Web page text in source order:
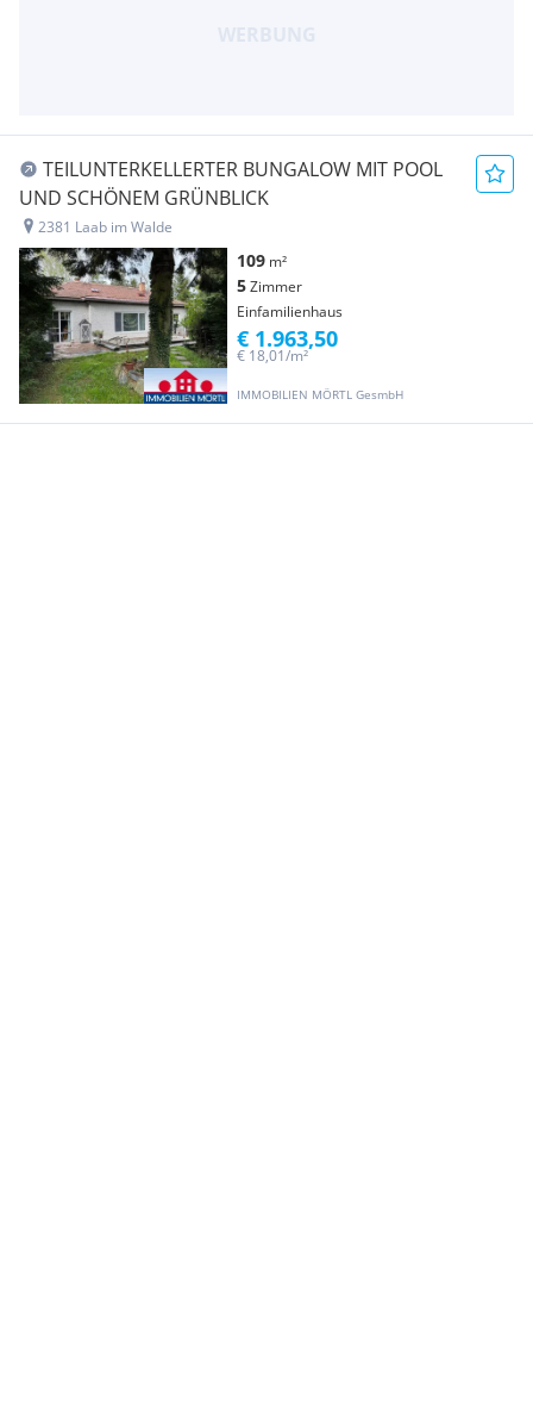
TEILUNTERKELLERTER BUNGALOW MIT POOL
UND SCHÖNEM GRÜNBLICK
2381 Laab im Walde
109 m²
5Zimmer
Einfamilienhaus
IMMOBILIEN MÖRTL GesmbH
€ 18,01/m²
€ 1.963,50